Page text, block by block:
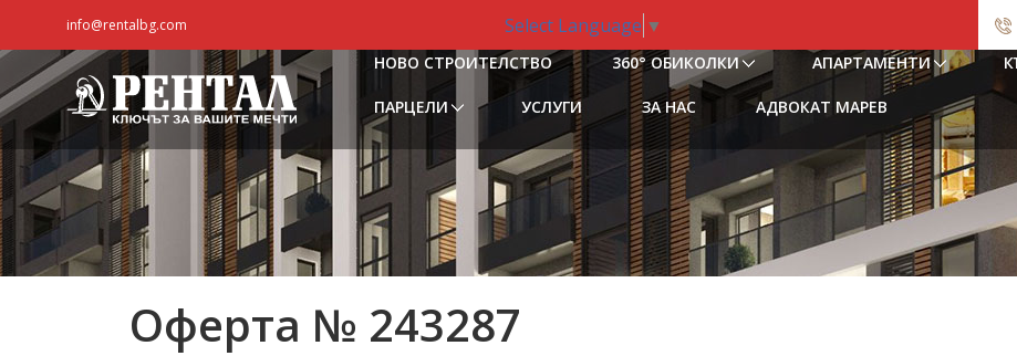
info@rentalbg.com Select Language ▼
НОВО СТРОИТЕЛСТВО 360° ОБИКОЛКИ АПАРТАМЕНТИ
ПАРЦЕЛИ УСЛУГИ ЗА НАС АДВОКАТ МАРЕВ
Оферта № 243287